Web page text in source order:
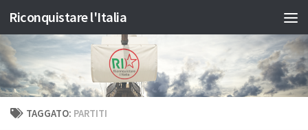
Salta al contenuto
Riconquistare l'Italia
TAGGATO: PARTITI